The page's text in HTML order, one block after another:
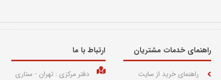
راهنمای خدمات مشتریان
راهنمای خرید از سایت
ارتباط با ما​
دفتر مرکزی : تهران - ستاری